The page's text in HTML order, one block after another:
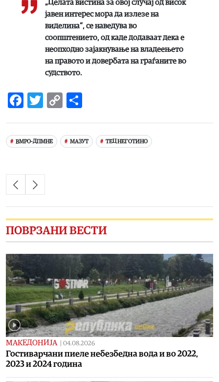
„Целата вистина за овој случај од висок
јавен интерес мора да излезе на
виделина“, се наведува во
соопштението, од каде додаваат дека е
неопходно зајакнување на владеењето
на правото и довербата на граѓаните во
судството.
Facebook
Twitter
Copy
ВМРО-ДПМНЕ МАЗУТ ТЕЦ НЕГОТИНО
ПОВРЗАНИ ВЕСТИ
МАКЕДОНИЈА 04.08.2026
Гостиварчани пиеле небезбедна вода и во 2022,
2023 и 2024 година